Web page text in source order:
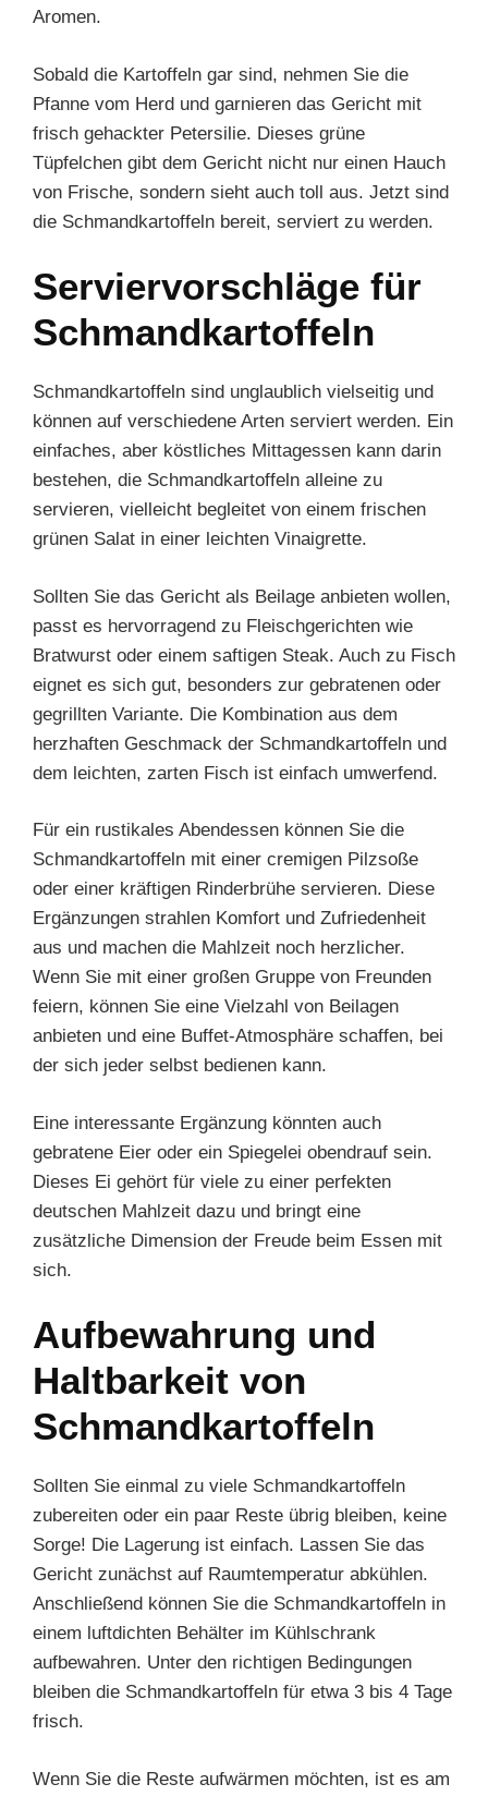
Aromen.
Sobald die Kartoffeln gar sind, nehmen Sie die
Pfanne vom Herd und garnieren das Gericht mit
frisch gehackter Petersilie. Dieses grüne
Tüpfelchen gibt dem Gericht nicht nur einen Hauch
von Frische, sondern sieht auch toll aus. Jetzt sind
die Schmandkartoffeln bereit, serviert zu werden.
Serviervorschläge für
Schmandkartoffeln
Schmandkartoffeln sind unglaublich vielseitig und
können auf verschiedene Arten serviert werden. Ein
einfaches, aber köstliches Mittagessen kann darin
bestehen, die Schmandkartoffeln alleine zu
servieren, vielleicht begleitet von einem frischen
grünen Salat in einer leichten Vinaigrette.
Sollten Sie das Gericht als Beilage anbieten wollen,
passt es hervorragend zu Fleischgerichten wie
Bratwurst oder einem saftigen Steak. Auch zu Fisch
eignet es sich gut, besonders zur gebratenen oder
gegrillten Variante. Die Kombination aus dem
herzhaften Geschmack der Schmandkartoffeln und
dem leichten, zarten Fisch ist einfach umwerfend.
Für ein rustikales Abendessen können Sie die
Schmandkartoffeln mit einer cremigen Pilzsoße
oder einer kräftigen Rinderbrühe servieren. Diese
Ergänzungen strahlen Komfort und Zufriedenheit
aus und machen die Mahlzeit noch herzlicher.
Wenn Sie mit einer großen Gruppe von Freunden
feiern, können Sie eine Vielzahl von Beilagen
anbieten und eine Buffet-Atmosphäre schaffen, bei
der sich jeder selbst bedienen kann.
Eine interessante Ergänzung könnten auch
gebratene Eier oder ein Spiegelei obendrauf sein.
Dieses Ei gehört für viele zu einer perfekten
deutschen Mahlzeit dazu und bringt eine
zusätzliche Dimension der Freude beim Essen mit
sich.
Aufbewahrung und
Haltbarkeit von
Schmandkartoffeln
Sollten Sie einmal zu viele Schmandkartoffeln
zubereiten oder ein paar Reste übrig bleiben, keine
Sorge! Die Lagerung ist einfach. Lassen Sie das
Gericht zunächst auf Raumtemperatur abkühlen.
Anschließend können Sie die Schmandkartoffeln in
einem luftdichten Behälter im Kühlschrank
aufbewahren. Unter den richtigen Bedingungen
bleiben die Schmandkartoffeln für etwa 3 bis 4 Tage
frisch.
Wenn Sie die Reste aufwärmen möchten, ist es am